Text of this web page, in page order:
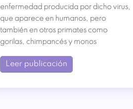
enfermedad producida por dicho virus,
que aparece en humanos, pero
también en otros primates como
gorilas, chimpancés y monos
Leer publicación